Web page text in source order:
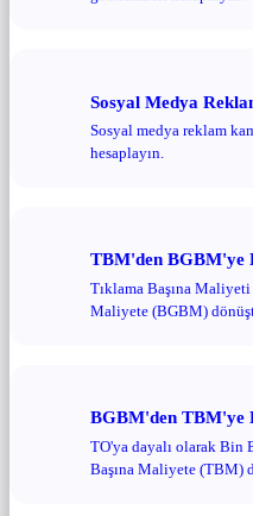
Sosyal Medya
Sosyal medya reklam
hesaplayın.
TBM'den BGBM'ye
Tıklama Başına
Maliyete (BGBM)
BGBM'den TBM'ye
TO'ya dayalı olarak Bin
Başına Maliyete (TBM)